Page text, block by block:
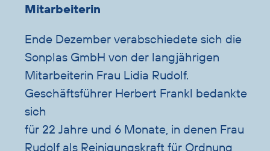
Mitarbeiterin
Ende Dezember verabschiedete sich die
Sonplas GmbH von der langjährigen
Mitarbeiterin Frau Lidia Rudolf.
Geschäftsführer Herbert Frankl bedankte
sich
für 22 Jahre und 6 Monate, in denen Frau
Rudolf als Reinigungskraft für Ordnung